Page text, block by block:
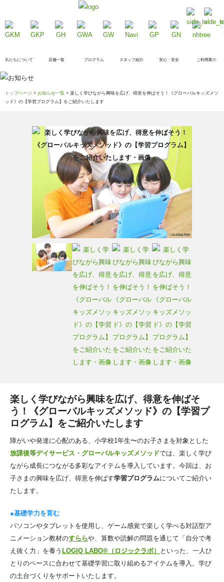
私たちについて 店舗一覧 プログラム スタッフ紹介 安心・安全 ご利用案内
トップページ > お知らせ一覧 > 楽しく学びながら興味を広げ、得意を伸ばそう！《グローバルキッズメソ
ッド》の【学習プログラム】をご紹介いたします
楽しく学びながら興味を広げ、得意を伸ばそ
う！《グローバルキッズメソッド》の【学習プ
ログラム】をご紹介いたします
障がいや発達に心配のある、小学校1年生〜のお子さまを対象とした
放課後等デイサービス・グローバルキッズメソッドでは、楽しく学び
ながら成長につながる多彩なアイテムを導入しています。今回は、お
子さまの興味を広げ、得意を伸ばす学習プログラムについてご紹介い
たします。
●基礎学力を育む
パソコンやタブレットを使用し、ゲーム感覚で楽しく学べる対話型ア
ニメーション教材のすららや、算数や読解の問題を通じて「自分で考
え抜く力」を養う LOGIQ LABO®（ロジックラボ）
といった、一人ひ
とりのペースに合わせて基礎学習に取り組めるアイテムを導入。学び
の土台づくりをサポートいたします。